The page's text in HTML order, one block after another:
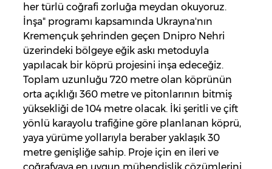
her türlü coğrafi zorluğa meydan okuyoruz.
İnşa" programı kapsamında Ukrayna'nın
Kremençuk şehrinden geçen Dnipro Nehri
üzerindeki bölgeye eğik askı metoduyla
yapılacak bir köprü projesini inşa edeceğiz.
Toplam uzunluğu 720 metre olan köprünün
orta açıklığı 360 metre ve pitonlarının bitmiş
yüksekliği de 104 metre olacak. İki şeritli ve çift
yönlü karayolu trafiğine göre planlanan köprü,
yaya yürüme yollarıyla beraber yaklaşık 30
metre genişliğe sahip. Proje için en ileri ve
coğrafyaya en uygun mühendislik çözümlerini